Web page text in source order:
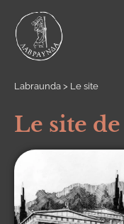
Labraunda > Le site
Le site